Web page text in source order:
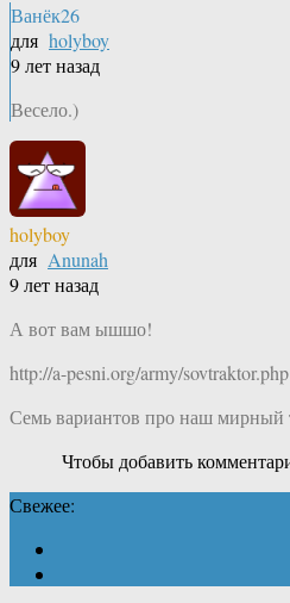
Ванёк26
для holyboy
9 лет назад
Весело.)
holyboy
для Anunah
9 лет назад
А вот вам ышшо!
http://a-pesni.org/army/sovtraktor.php
Семь вариантов про наш мирный
Чтобы добавить
Свежее: